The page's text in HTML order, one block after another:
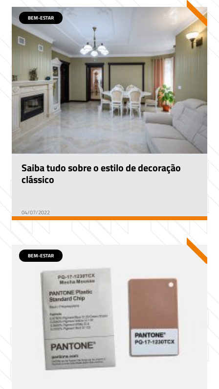
Saiba tudo sobre o estilo de decoração
clássico
04/07/2022
BEM-ESTAR
BEM-ESTAR